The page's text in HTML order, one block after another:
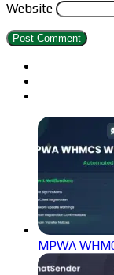
Website
MPWA